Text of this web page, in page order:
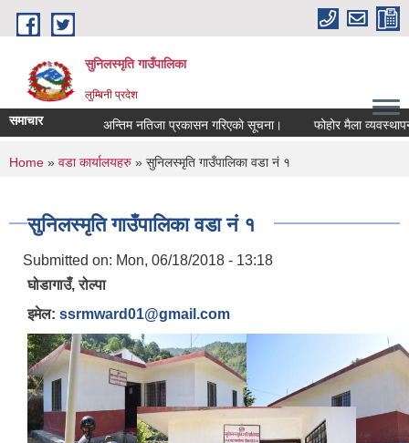
Skip to main content
सुनिलस्मृति गाउँपालिका
लुम्बिनी प्रदेश
समाचार अन्तिम नतिजा प्रकासन गरिएकाे सूचना। फोहोर मैला व्यवस्थापन
You are here
Home » वडा कार्यालयहरु » सुनिलस्मृति गाउँपालिका वडा नं १
सुनिलस्मृति गाउँपालिका वडा नं १
Submitted on: Mon, 06/18/2018 - 13:18
घोडागाउँ, रोल्पा
इमेल: ssrmward01@gmail.com